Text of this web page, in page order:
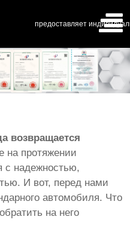
предоставляет
возвращается
на протяжении
с надежностью,
И вот, перед нами
автомобиля. Что
на него